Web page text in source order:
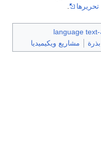
تحريرها
بذرة مشاريع ويكيميديا